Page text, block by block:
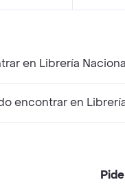
en Librería
encontrar en